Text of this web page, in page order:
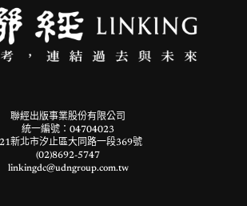
聯經出版事業股份有限公司
統一編號：04704023
新北市汐止區大同路一段369號
(02)8692-5747
linkingdc@udngroup.com.tw